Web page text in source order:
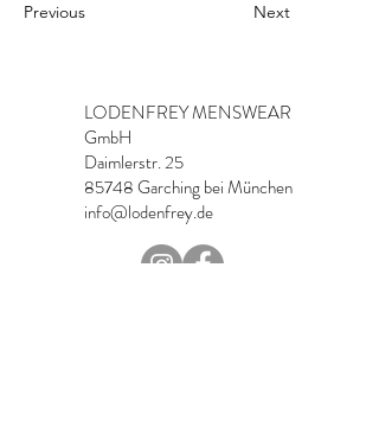
Previous Next
LODENFREY MENSWEAR
GmbH
Daimlerstr. 25
85748 Garching bei München
info@lodenfrey.de